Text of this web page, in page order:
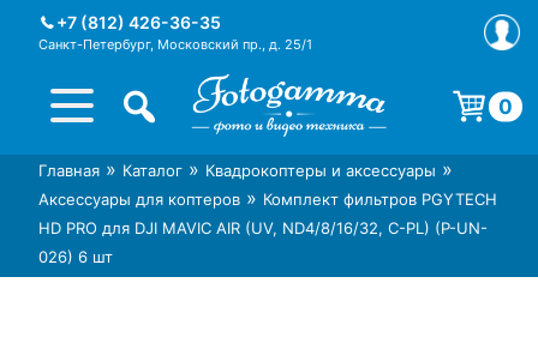
+7 (812) 426-36-35
Санкт-Петербург, Московский пр., д. 25/1
Интернет-магазин фототехники
Foto-Gamma в СПб
Магазин фотоаксессуаров foto-
gamma.ru
0
Корзина пуста.
Главная » Каталог » Квадрокоптеры и аксессуары »
Аксессуары для коптеров » Комплект фильтров PGYTECH
HD PRO для DJI MAVIC AIR (UV, ND4/8/16/32, C-PL) (P-UN-
026) 6 шт